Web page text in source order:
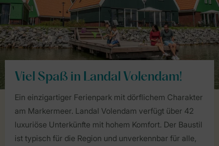
Viel Spaß in Landal Volendam!
Ein einzigartiger Ferienpark mit dörflichem Charakter
am Markermeer. Landal Volendam verfügt über 42
luxuriöse Unterkünfte mit hohem Komfort. Der Baustil
ist typisch für die Region und unverkennbar für alle,